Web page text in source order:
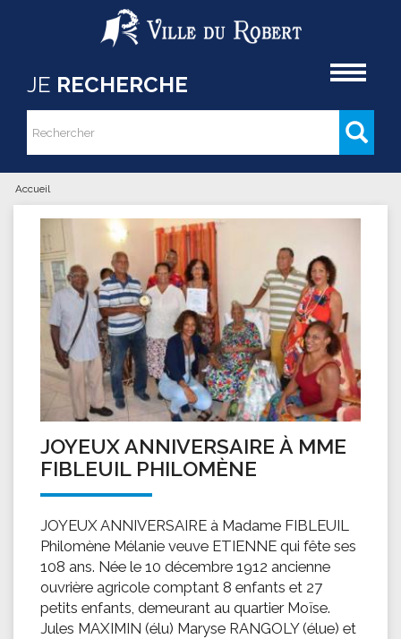
Aller au contenu principal
JE RECHERCHE
Formulaire de recherche
Rechercher
Vous êtes ici
Accueil
JOYEUX ANNIVERSAIRE À MME
FIBLEUIL PHILOMÈNE
JOYEUX ANNIVERSAIRE à Madame FIBLEUIL
Philomène Mélanie veuve ETIENNE qui fête ses
108 ans. Née le 10 décembre 1912 ancienne
ouvrière agricole comptant 8 enfants et 27
petits enfants, demeurant au quartier Moïse.
Jules MAXIMIN (élu) Maryse RANGOLY (élue) et